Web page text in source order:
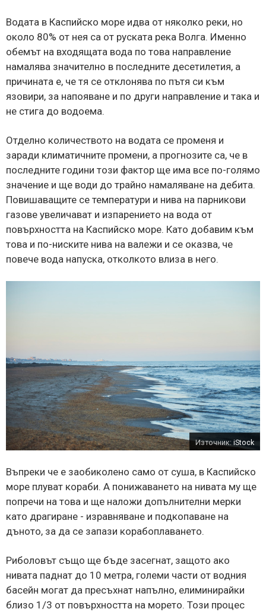
Водата в Каспийско море идва от няколко реки, но
около 80% от нея са от руската река Волга. Именно
обемът на входящата вода по това направление
намалява значително в последните десетилетия, а
причината е, че тя се отклонява по пътя си към
язовири, за напояване и по други направление и така и
не стига до водоема.
Отделно количеството на водата се променя и
заради климатичните промени, а прогнозите са, че в
последните години този фактор ще има все по-голямо
значение и ще води до трайно намаляване на дебита.
Повишаващите се температури и нива на парникови
газове увеличават и изпарението на вода от
повърхността на Каспийско море. Като добавим към
това и по-ниските нива на валежи и се оказва, че
повече вода напуска, отколкото влиза в него.
Източник: iStock
Въпреки че е заобиколено само от суша, в Каспийско
море плуват кораби. А понижаването на нивата му ще
попречи на това и ще наложи допълнителни мерки
като драгиране - изравняване и подкопаване на
дъното, за да се запази корабоплаването.
Риболовът също ще бъде засегнат, защото ако
нивата паднат до 10 метра, големи части от водния
басейн могат да пресъхнат напълно, елиминирайки
близо 1/3 от повърхността на морето. Този процес